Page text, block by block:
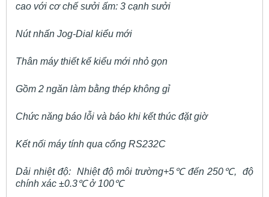
cao với cơ chế sưởi ấm: 3 cạnh sưởi
Nút nhấn Jog-Dial kiểu mới
Thân máy thiết kể kiểu mới nhỏ gọn
Gồm 2 ngăn làm bằng thép không gỉ
Chức năng báo lỗi và báo khi kết thúc đặt giờ
Kết nối máy tính qua cổng RS232C
Dải nhiệt độ: Nhiệt độ môi trường+5 ℃đến 250 ℃, độ
chính xác ±0.3℃ở 100℃